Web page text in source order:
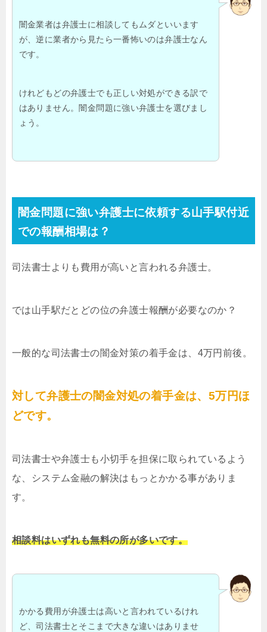
闇金業者は弁護士に相談してもムダといいます
が、逆に業者から見たら一番怖いのは弁護士なん
です。
けれどもどの弁護士でも正しい対処ができる訳で
はありません。闇金問題に強い弁護士を選びまし
ょう。
闇金問題に強い弁護士に依頼する山手駅付近
での報酬相場は？
司法書士よりも費用が高いと言われる弁護士。
では山手駅だとどの位の弁護士報酬が必要なのか？
一般的な司法書士の闇金対策の着手金は、4万円前後。
対して弁護士の闇金対処の着手金は、5万円ほ
どです。
司法書士や弁護士も小切手を担保に取られているよう
な、システム金融の解決はもっとかかる事がありま
す。
相談料はいずれも無料の所が多いです。
かかる費用が弁護士は高いと言われているけれ
ど、司法書士とそこまで大きな違いはありませ